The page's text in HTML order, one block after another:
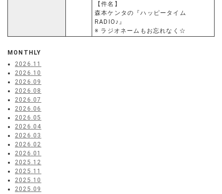
【件名】
森本ケンタの『ハッピータイム
RADIO♪』
※ ラジオネームもお忘れなく☆
MONTHLY
2026.11
2026.10
2026.09
2026.08
2026.07
2026.06
2026.05
2026.04
2026.03
2026.02
2026.01
2025.12
2025.11
2025.10
2025.09